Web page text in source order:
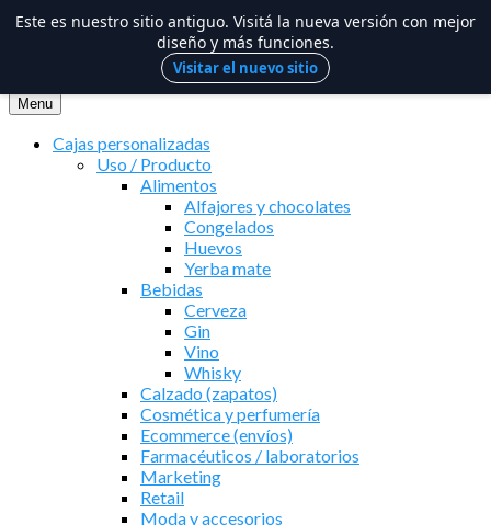
al
contenido
Menu
Cajas personalizadas
Uso / Producto
Alimentos
Alfajores y chocolates
Congelados
Huevos
Yerba mate
Bebidas
Cerveza
Gin
Vino
Whisky
Calzado (zapatos)
Cosmética y perfumería
Ecommerce (envíos)
Farmacéuticos / laboratorios
Marketing
Retail
Moda y accesorios
Este es nuestro sitio antiguo. Visitá la nueva versión con mejor
diseño y más funciones.
Visitar el nuevo sitio